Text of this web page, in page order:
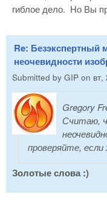
гиблое дело. Но Вы
Re: Безэкспертный
неочевидности
Submitted by GIP on
Gregory
Считаю,
проверяйте,
Золотые слова :)